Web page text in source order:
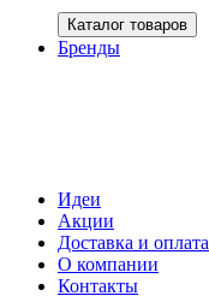
Каталог товаров
Бренды
Идеи
Акции
Доставка и оплата
О компании
Контакты